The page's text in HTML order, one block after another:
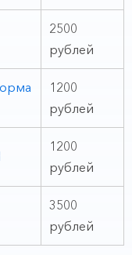
2500
рублей
1200
рублей
1200
рублей
3500
рублей